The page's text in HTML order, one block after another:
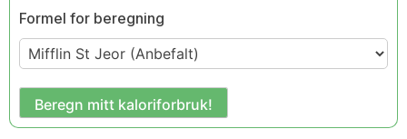
Formel for beregning
Beregn mitt kaloriforbruk!